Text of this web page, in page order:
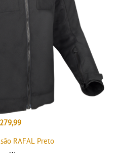
RAFAL Preto